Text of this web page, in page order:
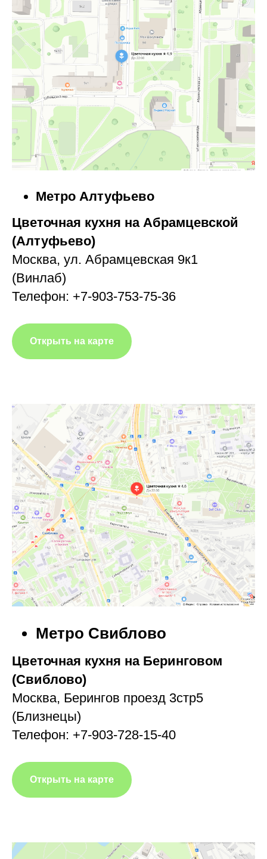
Метро Алтуфьево
Цветочная кухня на Абрамцевской
(Алтуфьево)
Москва, ул. Абрамцевская 9к1
(Винлаб)
Телефон: +7-903-753-75-36
Открыть на карте
Метро Свиблово
Цветочная кухня на Беринговом
(Свиблово)
Москва, Берингов проезд 3стр5
(Близнецы)
Телефон: +7-903-728-15-40
Открыть на карте